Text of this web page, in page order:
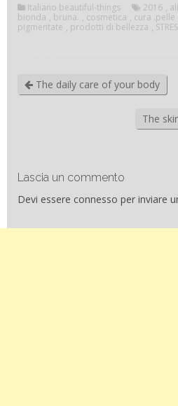
Italiano beautiful-things 2016 ,
bionda , bruna. , cosmetica , cura .pelle
pigmentate , prodotti di bellezza ,
The daily care of your body
The
Lascia un commento
Devi essere connesso per inviare